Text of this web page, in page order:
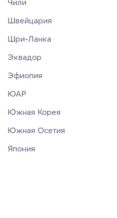
Чили
Швейцария
Шри-Ланка
Эквадор
Эфиопия
ЮАР
Южная Корея
Южная Осетия
Япония